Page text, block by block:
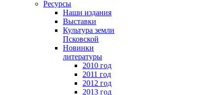
Ресурсы
Наши издания
Выставки
Культура земли
Псковской
Новинки
литературы
2010 год
2011 год
2012 год
2013 год